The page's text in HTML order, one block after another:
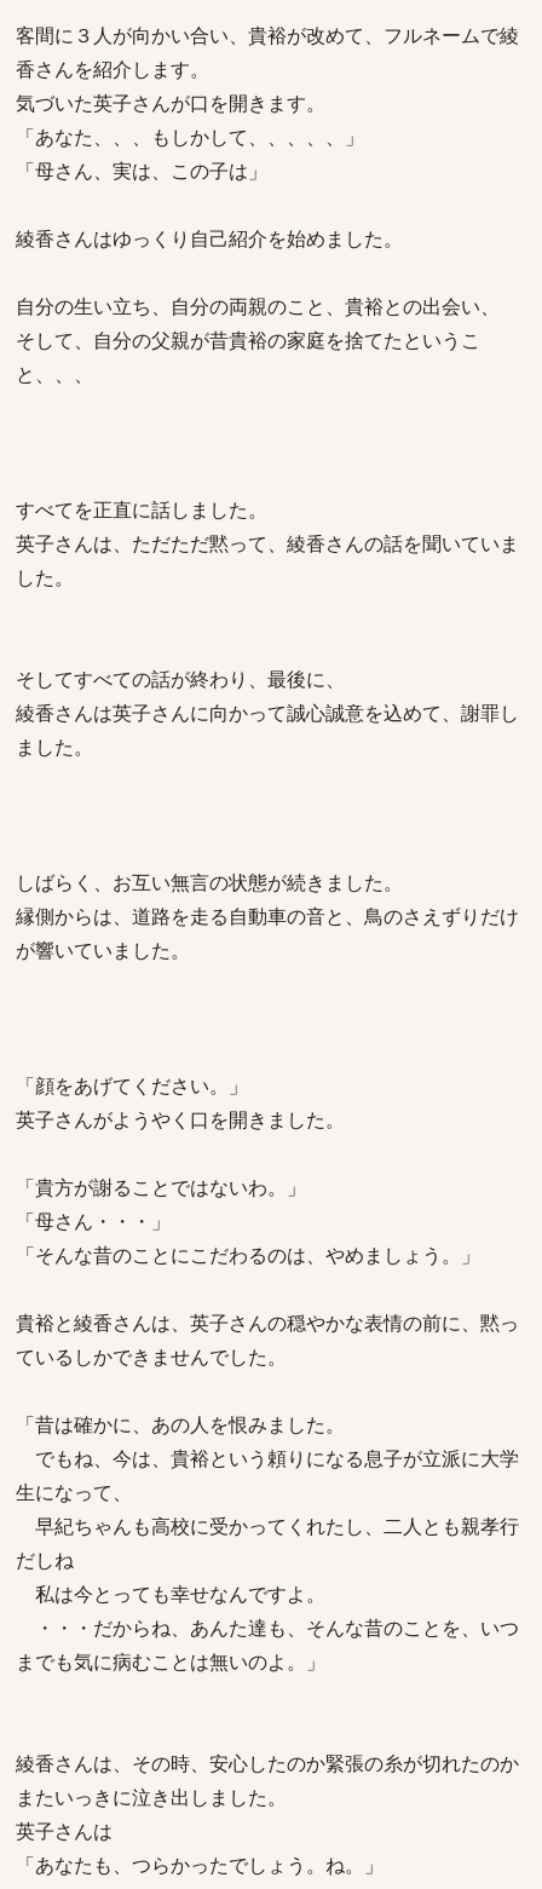
客間に３人が向かい合い、貴裕が改めて、フルネームで綾
香さんを紹介します。
気づいた英子さんが口を開きます。
「あなた、、、もしかして、、、、、」
「母さん、実は、この子は」
綾香さんはゆっくり自己紹介を始めました。
自分の生い立ち、自分の両親のこと、貴裕との出会い、
そして、自分の父親が昔貴裕の家庭を捨てたというこ
と、、、
すべてを正直に話しました。
英子さんは、ただただ黙って、綾香さんの話を聞いていま
した。
そしてすべての話が終わり、最後に、
綾香さんは英子さんに向かって誠心誠意を込めて、謝罪し
ました。
しばらく、お互い無言の状態が続きました。
縁側からは、道路を走る自動車の音と、鳥のさえずりだけ
が響いていました。
「顔をあげてください。」
英子さんがようやく口を開きました。
「貴方が謝ることではないわ。」
「母さん・・・」
「そんな昔のことにこだわるのは、やめましょう。」
貴裕と綾香さんは、英子さんの穏やかな表情の前に、黙っ
ているしかできませんでした。
「昔は確かに、あの人を恨みました。
でもね、今は、貴裕という頼りになる息子が立派に大学
生になって、
早紀ちゃんも高校に受かってくれたし、二人とも親孝行
だしね
私は今とっても幸せなんですよ。
・・・だからね、あんた達も、そんな昔のことを、いつ
までも気に病むことは無いのよ。」
綾香さんは、その時、安心したのか緊張の糸が切れたのか
またいっきに泣き出しました。
英子さんは
「あなたも、つらかったでしょう。ね。」